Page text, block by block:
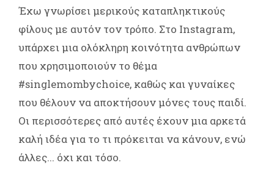
Έχω γνωρίσει μερικούς καταπληκτικούς
φίλους με αυτόν τον τρόπο. Στο Instagram,
υπάρχει μια ολόκληρη κοινότητα ανθρώπων
που χρησιμοποιούν το θέμα
#singlemombychoice, καθώς και γυναίκες
που θέλουν να αποκτήσουν μόνες τους παιδί.
Οι περισσότερες από αυτές έχουν μια αρκετά
καλή ιδέα για το τι πρόκειται να κάνουν, ενώ
άλλες... όχι και τόσο.